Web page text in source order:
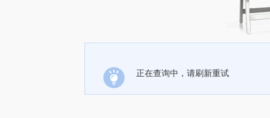
正在查询中，请刷新重试